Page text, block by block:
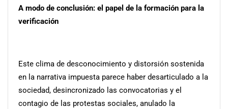
A modo de conclusión: el papel de la formación para la
verificación
Este clima de desconocimiento y distorsión sostenida
en la narrativa impuesta parece haber desarticulado a la
sociedad, desincronizado las convocatorias y el
contagio de las protestas sociales, anulado la